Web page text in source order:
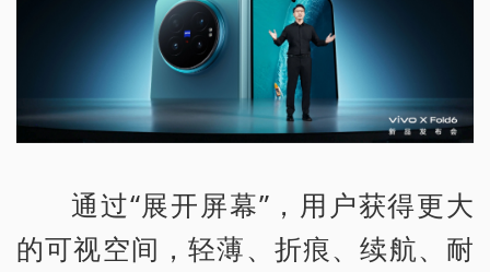
通过“展开屏幕”，用户获得更大
的可视空间，轻薄、折痕、续航、耐